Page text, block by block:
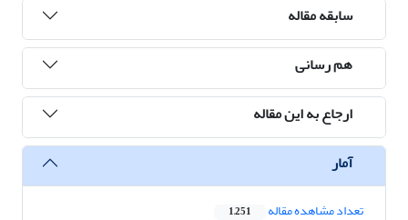
سابقه مقاله
هم رسانی
ارجاع به این مقاله
آمار
تعداد مشاهده مقاله 1,251